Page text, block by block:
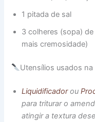
1 pitada de sal
3 colheres (sopa)
mais cremosidade)
Utensílios usados na
Liquidificadorou
para triturar o
atingir a textura